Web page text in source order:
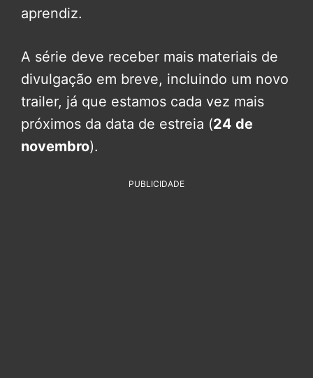
aprendiz.
A série deve receber mais materiais de
divulgação em breve, incluindo um novo
trailer, já que estamos cada vez mais
próximos da data de estreia (24 de
novembro).
PUBLICIDADE